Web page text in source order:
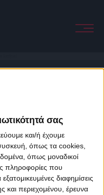
σας
και/ή έχουμε
όπως τα cookies,
όπως μοναδικοί
πληροφορίες που
διαφημίσεις
και περιεχομένου, έρευνα
& Conditions
Privacy Policy
colors&Fotis Alexandrou